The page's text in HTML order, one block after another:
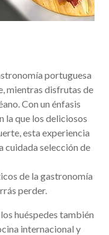
portuguesa
mientras disfrutas de
Con un énfasis
la que los deliciosos
esta experiencia
cuidada selección de
de la gastronomía
perder.
, los huéspedes también
internacional y